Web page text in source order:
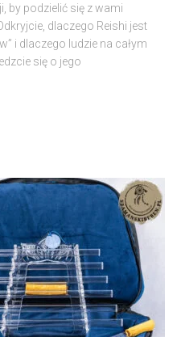
by podzielić się z wami
dlaczego Reishi jest
i dlaczego ludzie na całym
się o jego